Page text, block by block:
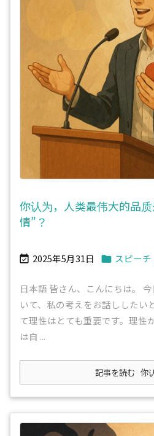
你认为，人类最伟大的品
情”？
 2025年5月31日  スピーチ
日本語 皆さん、こんにちは。
いて、私の考えをお話ししたい
て理性はとても重要です。理性
は自 ...
記事を読む 你